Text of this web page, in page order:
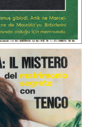
1967 Turchia